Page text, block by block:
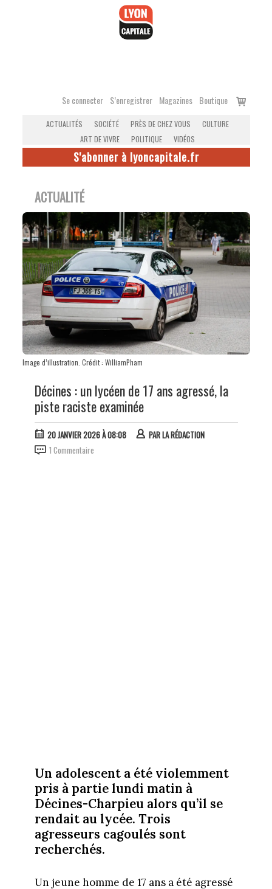
Se connecter S’enregistrer Magazines Boutique
Voir
ACTUALITÉS SOCIÉTÉ PRÈS DE CHEZ VOUS
CULTURE
ART DE VIVRE
POLITIQUE VIDÉOS
S'abonner à lyoncapitale.fr
ACTUALITÉ
Image d’illustration. Crédit : WilliamPham
Décines : un lycéen de 17 ans agressé, la
piste raciste examinée
20 JANVIER 2026 À 08:08 PARLA RÉDACTION
1 Commentaire
Un adolescent a été violemment
pris à partie lundi matin à
Décines-Charpieu alors qu’il se
rendait au lycée. Trois
agresseurs cagoulés sont
recherchés.
Un jeune homme de 17 ans a été agressé